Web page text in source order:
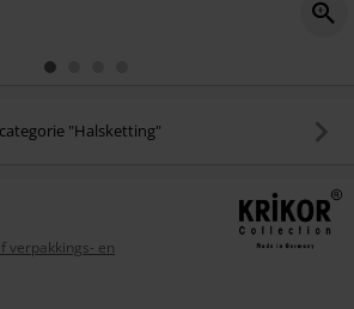
"Halsketting"
verpakkings- en